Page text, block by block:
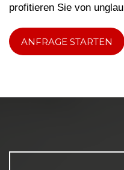
profitieren Sie von
ANFRAGE STARTEN